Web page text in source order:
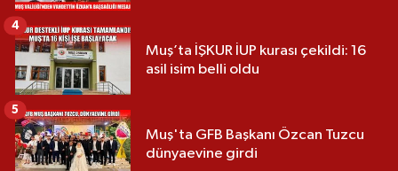
Muş’ta İŞKUR İUP kurası çekildi: 16
asil isim belli oldu
4
Muş'ta GFB Başkanı Özcan Tuzcu
dünyaevine girdi
5